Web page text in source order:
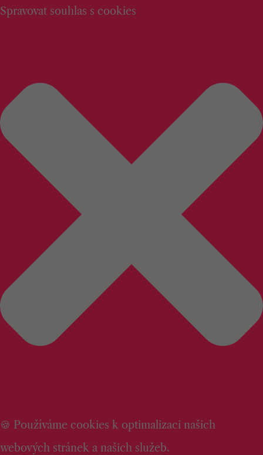
Spravovat souhlas s cookies
🍪 Používáme cookies k optimalizaci našich
webových stránek a našich služeb.